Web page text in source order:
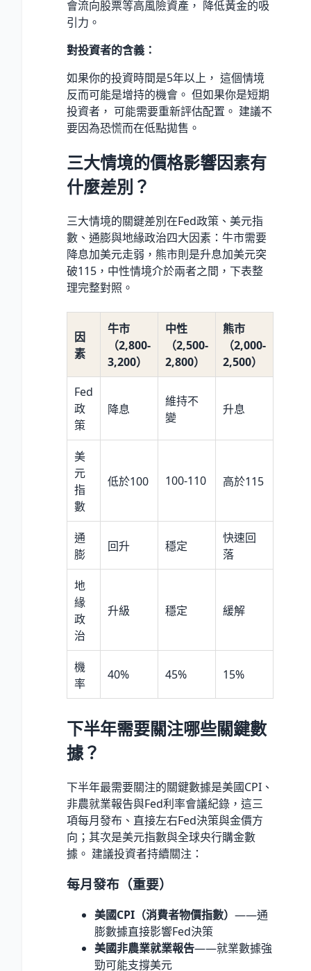
會流向股票等高風險資產， 降低黃金的吸
引力。
對投資者的含義：
如果你的投資時間是5年以上， 這個情境
反而可能是增持的機會。 但如果你是短期
投資者， 可能需要重新評估配置。 建議不
要因為恐慌而在低點拋售。
三大情境的價格影響因素有
什麼差別？
三大情境的關鍵差別在Fed政策、美元指
數、通膨與地緣政治四大因素：牛市需要
降息加美元走弱，熊市則是升息加美元突
破115，中性情境介於兩者之間，下表整
理完整對照。
因
素
牛市
（2,800-
3,200）
中性
（2,500-
2,800）
熊市
（2,000-
2,500）
Fed
政
策
降息
維持不
變
升息
美
元
指
數
低於100 100-110 高於115
通
膨
回升 穩定
快速回
落
地
緣
政
治
升級 穩定 緩解
機
率
40% 45% 15%
下半年需要關注哪些關鍵數
據？
下半年最需要關注的關鍵數據是美國CPI、
非農就業報告與Fed利率會議紀錄，這三
項每月發布、直接左右Fed決策與金價方
向；其次是美元指數與全球央行購金數
據。 建議投資者持續關注：
每月發布（重要）
美國CPI（消費者物價指數） ——通
膨數據直接影響Fed決策
美國非農業就業報告——就業數據強
勁可能支撐美元